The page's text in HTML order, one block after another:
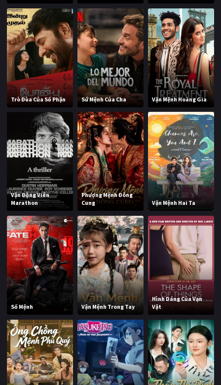
Trò Đùa Của Số Phận Sứ Mệnh Của Cha Vận Mệnh Hoàng Gia
Vận Động Viên
Marathon
Phượng Mệnh Đông
Cung
Vận Mệnh Hai Ta
Số Mệnh Vận Mệnh Trong Tay
Hình Dáng Của Vạn
Vật